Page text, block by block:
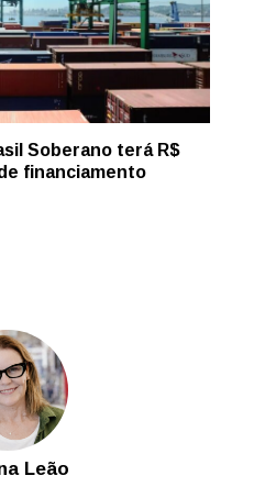
Soberano terá R$
financiamento
Leão